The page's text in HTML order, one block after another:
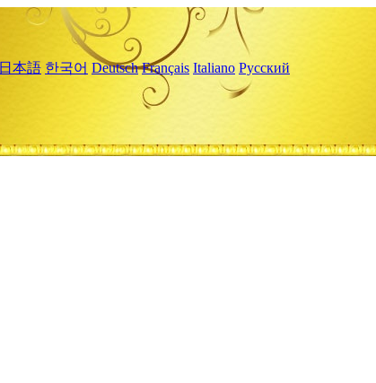
日本語 한국어 Deutsch Français Italiano Русский